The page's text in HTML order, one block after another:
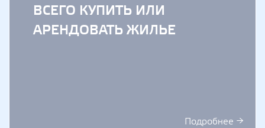
ВСЕГО КУПИТЬ ИЛИ
АРЕНДОВАТЬ ЖИЛЬЕ
Подробнее →